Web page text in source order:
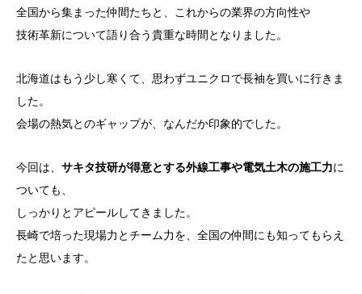
全国から集まった仲間たちと、これからの業界の方向性や
技術革新について語り合う貴重な時間となりました。
北海道はもう少し寒くて、思わずユニクロで長袖を買いに行きま
した。
会場の熱気とのギャップが、なんだか印象的でした。
今回は、 サキタ技研が得意とする外線工事や電気土木の施工力に
ついても、
しっかりとアピールしてきました。
長崎で培った現場力とチーム力を、全国の仲間にも知ってもらえ
たと思います。